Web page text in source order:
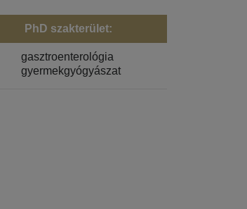
PhD szakterület:
gasztroenterológia
gyermekgyógyászat